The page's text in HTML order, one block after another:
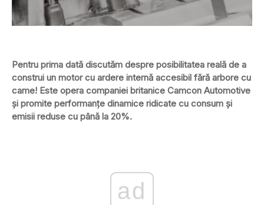
Pentru prima dată discutăm despre posibilitatea reală de a
construi un motor cu ardere internă accesibil fără arbore cu
came! Este opera companiei britanice Camcon Automotive
și promite performanțe dinamice ridicate cu consum și
emisii reduse cu până la 20%.
ad